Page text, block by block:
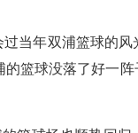
当年双浦篮球的风
篮球没落了好一